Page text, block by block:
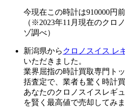
今現在この時計は910000円
（※2023年11月現在のクロ
ゾ調べ）
新潟県から クロノスイス レ
いただきました。
業界屈指の時計買取専門ト
括査定で、業者も驚く時計
あなたのクロノスイスレギ
を賢く最高値で売却してみ